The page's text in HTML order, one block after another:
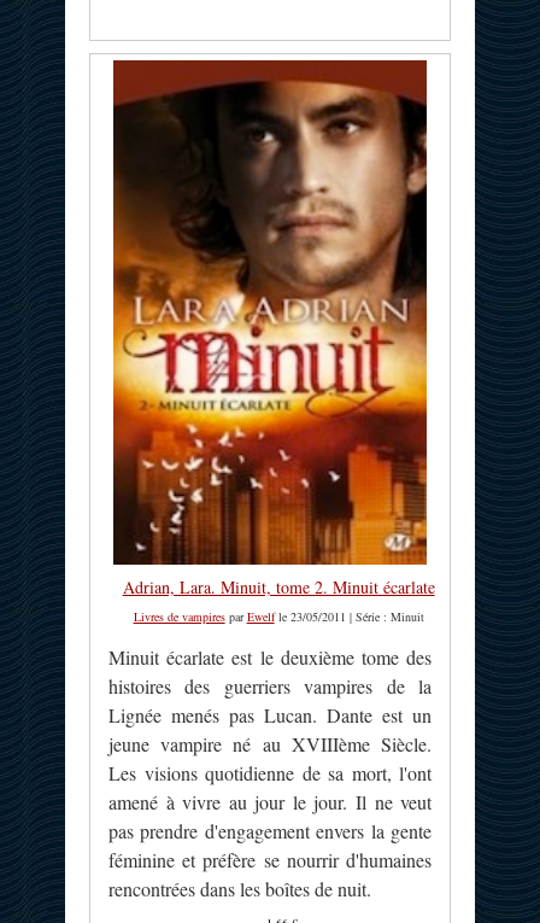
Adrian, Lara. Minuit, tome 2. Minuit écarlate
Livres de vampiresparEwelfle 23/05/2011 | Série : Minuit
Minuit écarlate est le deuxième tome des
histoires des guerriers vampires de la
Lignée menés pas Lucan. Dante est un
jeune vampire né au XVIIIème Siècle.
Les visions quotidienne de sa mort, l'ont
amené à vivre au jour le jour. Il ne veut
pas prendre d'engagement envers la gente
féminine et préfère se nourrir d'humaines
rencontrées dans les boîtes de nuit.